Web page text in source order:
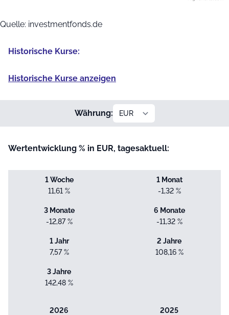
Quelle: investmentfonds.de
Historische Kurse:
Historische Kurse anzeigen
Währung:
Wertentwicklung % in EUR, tagesaktuell:
1 Woche
11,61 %
1 Monat
-1,32 %
3 Monate
-12,87 %
6 Monate
-11,32 %
1 Jahr
7,57 %
2 Jahre
108,16 %
3 Jahre
142,48 %
2026
2025